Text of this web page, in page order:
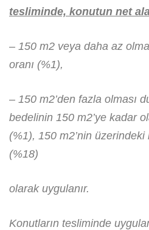
tesliminde, konutun net
– 150 m2 veya daha az
oranı (%1),
– 150 m2’den fazla olması
bedelinin 150 m2’ye kadar
(%1), 150 m2’nin üzerindeki
(%18)
olarak uygulanır.
Konutların tesliminde